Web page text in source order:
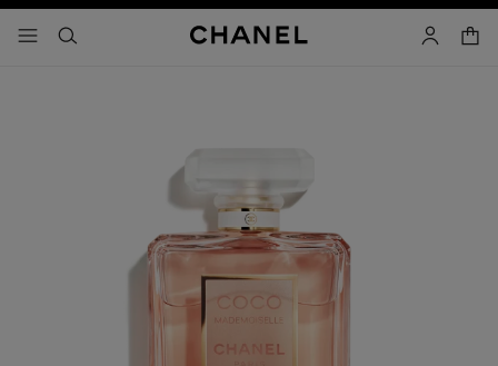
- navegación principal
buscar cuenta